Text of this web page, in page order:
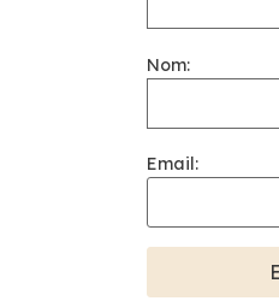
Nom:
Email: